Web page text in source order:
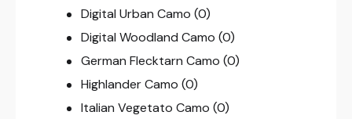
Digital Urban Camo (0)
Digital Woodland Camo (0)
German Flecktarn Camo (0)
Highlander Camo (0)
Italian Vegetato Camo (0)